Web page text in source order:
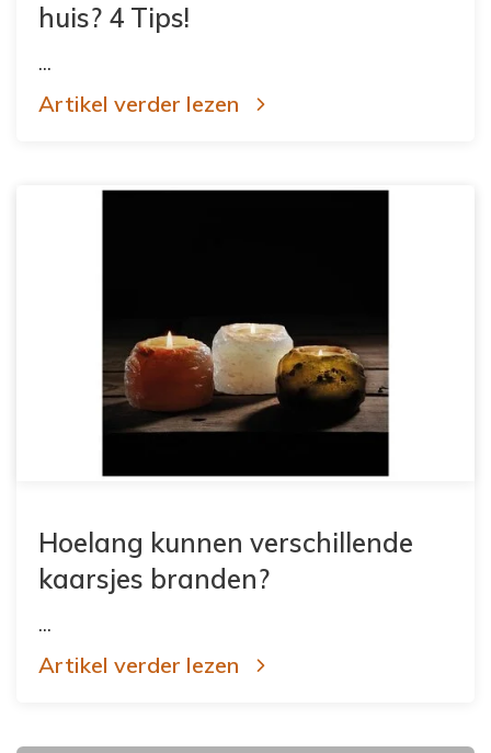
huis? 4 Tips!
...
Artikel verder lezen
Hoelang kunnen verschillende
kaarsjes branden?
...
Artikel verder lezen